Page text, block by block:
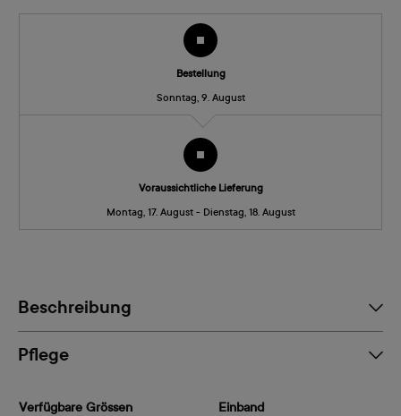
Bestellung
Sonntag, 9. August
Voraussichtliche Lieferung
Montag, 17. August - Dienstag, 18. August
Beschreibung
Pflege
Verfügbare Grössen
Einband